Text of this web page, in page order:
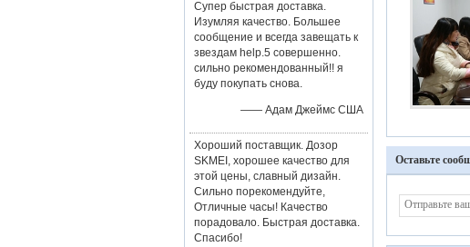
Супер быстрая доставка.
Изумляя качество. Большее
сообщение и всегда завещать к
звездам help.5 совершенно.
сильно рекомендованный!! я
буду покупать снова.
—— Адам Джеймс США
Хороший поставщик. Дозор
SKMEI, хорошее качество для
этой цены, славный дизайн.
Сильно порекомендуйте,
Отличные часы! Качество
порадовало. Быстрая доставка.
Спасибо!
Оставьте